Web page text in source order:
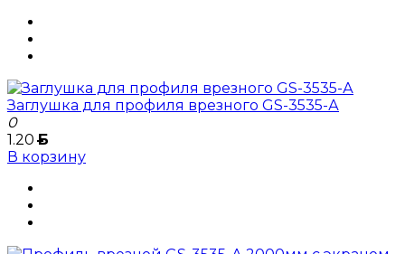
Заглушка для профиля врезного GS-3535-А
0
1.20Б
В корзину